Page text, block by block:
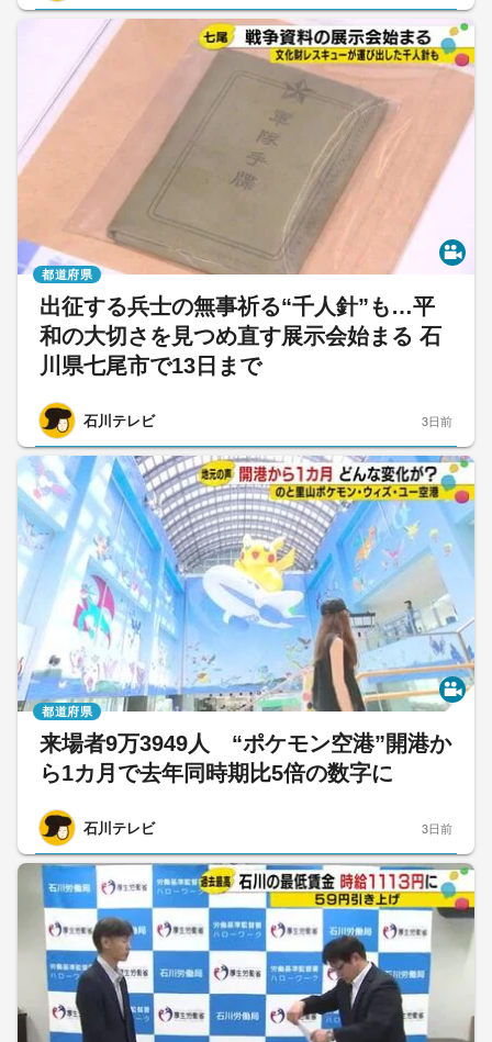
出征する兵士の無事祈る“千人針”も…平
和の大切さを見つめ直す展示会始まる 石
川県七尾市で13日まで
石川テレビ
都道府県
3日前
来場者9万3949人 “ポケモン空港”開港か
ら1カ月で去年同時期比5倍の数字に
石川テレビ
都道府県
3日前